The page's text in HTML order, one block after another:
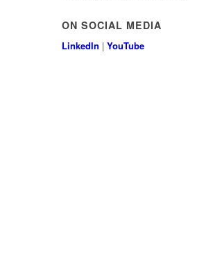
ON SOCIAL MEDIA
LinkedIn | YouTube